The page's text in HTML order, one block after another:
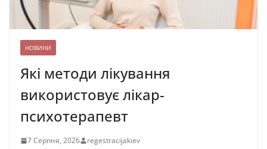
НОВИНИ
Які методи лікування
використовує лікар-
психотерапевт
7 Серпня, 2026 regestracijakiev